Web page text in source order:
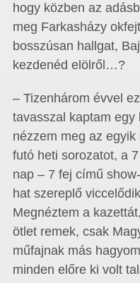
hogy közben az
meg Farkasházy
bosszúsan hallgat,
kezdenéd elölről…?
– Tizenhárom évvel
tavasszal kaptam
nézzem meg az
futó heti sorozatot, a
nap – 7 fej című
hat szereplő
Megnéztem a
ötlet remek, csak
műfajnak más
minden előre ki volt